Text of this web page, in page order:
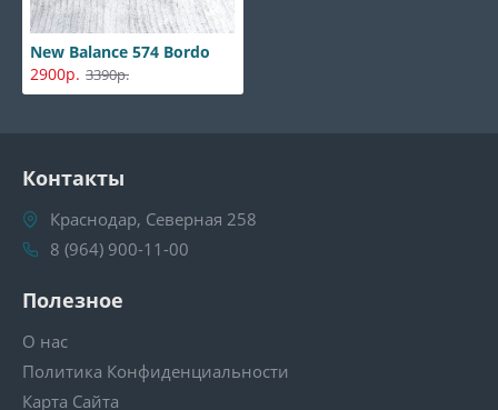
New Balance 574 Bordo
2900р. 3390р.
Контакты
Краснодар, Северная 258
8 (964) 900-11-00
Полезное
О нас
Политика Конфиденциальности
Карта Сайта